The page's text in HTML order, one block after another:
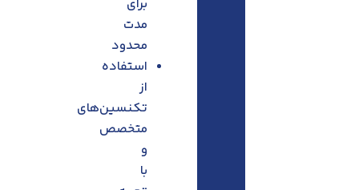
برای
مدت
محدود
استفاده
از
تکنسین‌های
متخصص
و
با